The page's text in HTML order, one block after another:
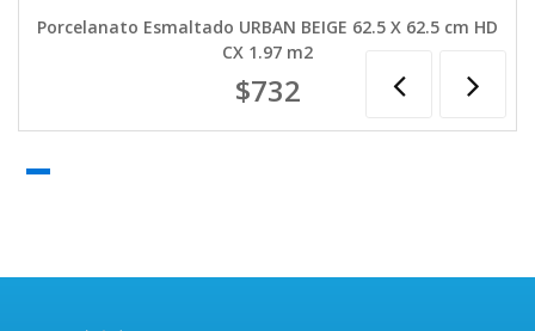
Porcelanato Esmaltado URBAN BEIGE 62.5 X 62.5 cm HD
CX 1.97 m2
$732